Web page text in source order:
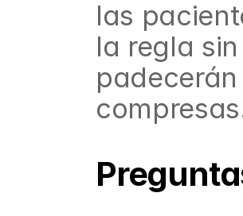
las
la regla